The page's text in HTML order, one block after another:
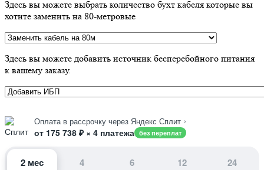
Здесь вы можете выбрать количество бухт кабеля которые вы
хотите заменить на 80-метровые
Здесь вы можете добавить источник бесперебойного питания
к вашему заказу.
Оплата в рассрочку через Яндекс Сплит ›
от 175 738 ₽ × 4 платежа без переплат
2 мес 4 6 12 24